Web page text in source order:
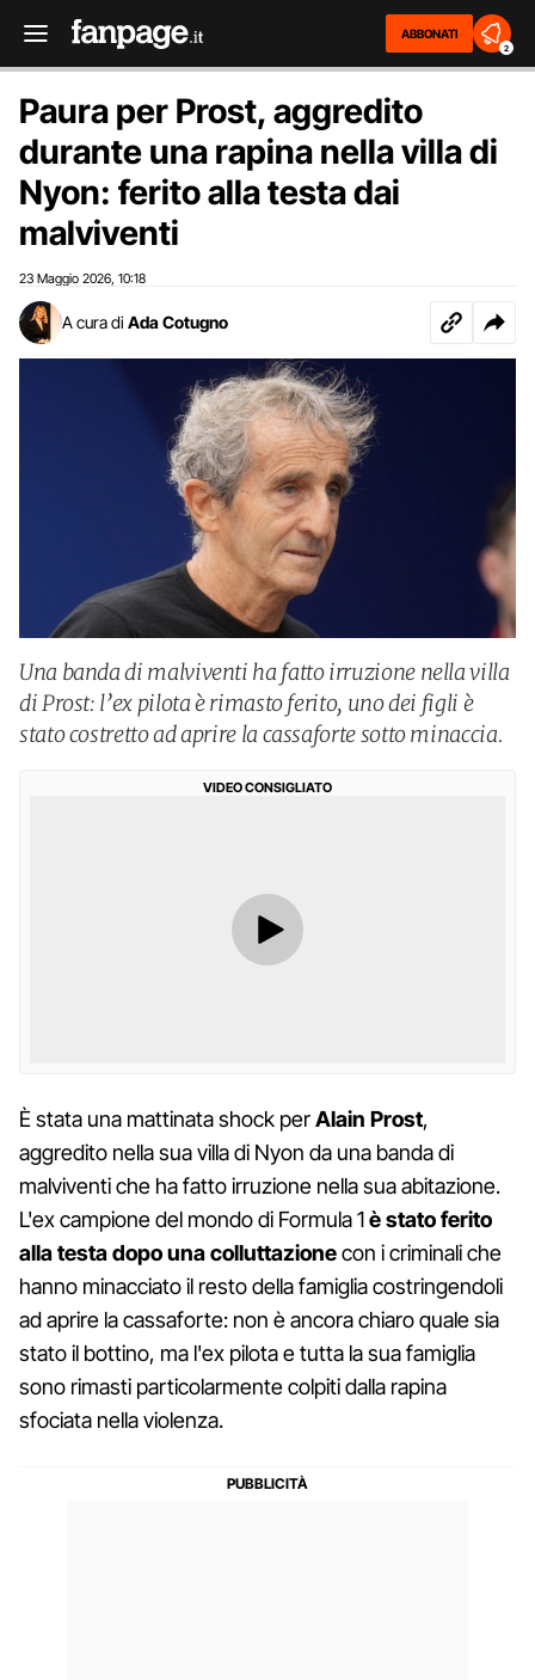
ABBONATI
2
Paura per Prost, aggredito
durante una rapina nella villa di
Nyon: ferito alla testa dai
malviventi
23 Maggio 2026 10:18
A cura di Ada Cotugno
Una banda di malviventi ha fatto irruzione nella villa
di Prost: l’ex pilota è rimasto ferito, uno dei figli è
stato costretto ad aprire la cassaforte sotto minaccia.
VIDEO CONSIGLIATO
È stata una mattinata shock perAlain Prost,
aggredito nella sua villa di Nyon da una banda di
malviventi che ha fatto irruzione nella sua abitazione.
L'ex campione del mondo di Formula 1è stato ferito
alla testa dopo una colluttazionecon i criminali che
hanno minacciato il resto della famiglia costringendoli
ad aprire la cassaforte: non è ancora chiaro quale sia
stato il bottino, ma l'ex pilota e tutta la sua famiglia
sono rimasti particolarmente colpiti dalla rapina
sfociata nella violenza.